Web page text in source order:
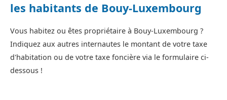
les habitants de Bouy-Luxembourg
Vous habitez ou êtes propriétaire à Bouy-Luxembourg ?
Indiquez aux autres internautes le montant de votre taxe
d'habitation ou de votre taxe foncière via le formulaire ci-
dessous !